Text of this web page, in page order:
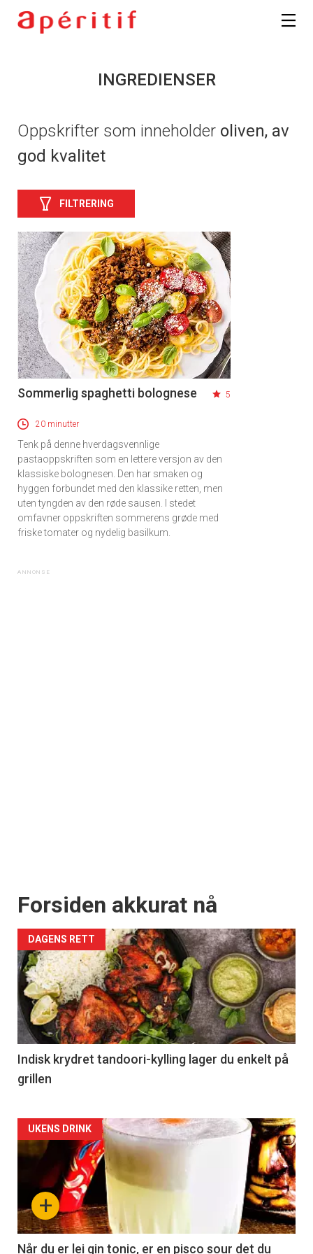
INGREDIENSER
Oppskrifter som inneholder oliven, av
god kvalitet
FILTRERING
Sommerlig spaghetti bolognese 5
20 minutter
Tenk på denne hverdagsvennlige
pastaoppskriften som en lettere versjon av den
klassiske bolognesen. Den har smaken og
hyggen forbundet med den klassike retten, men
uten tyngden av den røde sausen. I stedet
omfavner oppskriften sommerens grøde med
friske tomater og nydelig basilkum.
Forsiden akkurat nå
DAGENS RETT
Indisk krydret tandoori-kylling lager du enkelt på
grillen
Forsiden
akkurat
nå
-
+
UKENS DRINK
Når du er lei gin tonic, er en pisco sour det du